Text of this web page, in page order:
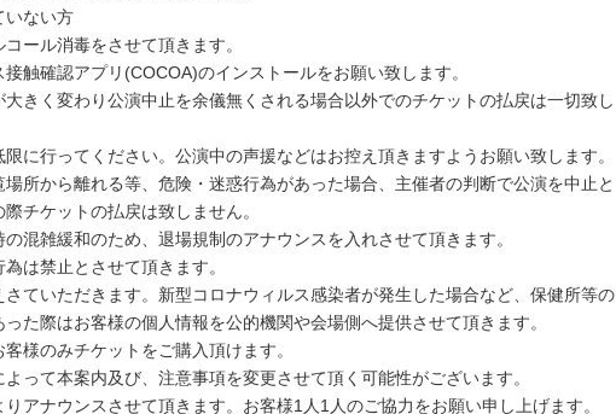
ない方
ール消毒をさせて頂きます。
触確認アプリ(COCOA)のインストールをお願い致します。
きく変わり公演中止を余儀無くされる場合以外でのチケットの払戻は一切致し
に行ってください。公演中の声援などはお控え頂きますようお願い致します。
所から離れる等、危険・迷惑行為があった場合、主催者の判断で公演を中止と
チケットの払戻は致しません。
混雑緩和のため、退場規制のアナウンスを入れさせて頂きます。
は禁止とさせて頂きます。
ていただきます。新型コロナウィルス感染者が発⽣した場合など、保健所等の
た際はお客様の個⼈情報を公的機関や会場側へ提供させて頂きます。
客様のみチケットをご購入頂けます。
って本案内及び、注意事項を変更させて頂く可能性がございます。
アナウンスさせて頂きます。お客様1人1人のご協力をお願い申し上げます。